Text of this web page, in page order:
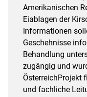
Amerikanischen
Eiablagen der
Informationen
Geschehnisse
Behandlung
zugängig und
ÖsterreichProjekt
und fachliche